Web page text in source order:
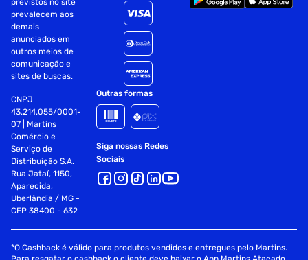
vezes ao dia ou conforme recomendação do dentista
Enxágue completamente após a escovação
Advertências:
Crianças até 6 anos: utilizar quantidade do tamanho de
uma ervilha, com supervisão de um adulto
Manter fora do alcance das crianças
Não utilizar se a embalagem estiver violada
Se estiver ingerindo flúor de outras fontes, consulte um
Fornecedor: Colgate-Palmolive Com.Hig Oral
previstos no site
prevalecem aos
demais
anunciados em
outros meios de
comunicação e
sites de buscas.
CNPJ
43.214.055/0001-
07 | Martins
Comércio e
Serviço de
Distribuição S.A.
Rua Jataí, 1150,
Aparecida,
Uberlândia / MG -
CEP 38400 - 632
Outras formas
Siga nossas Redes
Sociais
*O Cashback é válido para produtos vendidos e entregues pelo Martins.